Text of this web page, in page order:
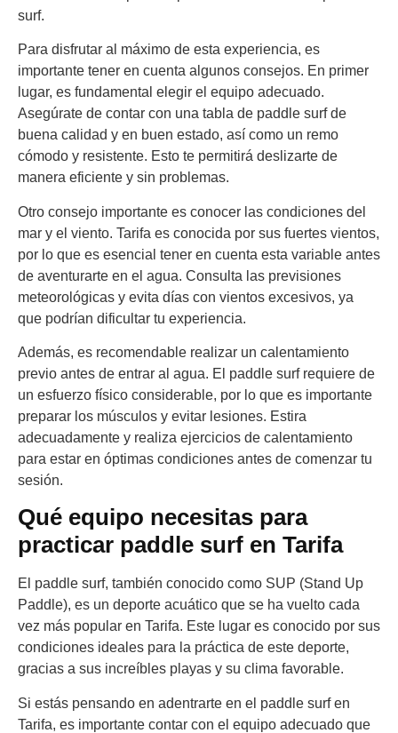
surf.
Para disfrutar al máximo de esta experiencia, es
importante tener en cuenta algunos consejos. En primer
lugar, es fundamental elegir el equipo adecuado.
Asegúrate de contar con una tabla de paddle surf de
buena calidad y en buen estado, así como un remo
cómodo y resistente. Esto te permitirá deslizarte de
manera eficiente y sin problemas.
Otro consejo importante es conocer las condiciones del
mar y el viento. Tarifa es conocida por sus fuertes vientos,
por lo que es esencial tener en cuenta esta variable antes
de aventurarte en el agua. Consulta las previsiones
meteorológicas y evita días con vientos excesivos, ya
que podrían dificultar tu experiencia.
Además, es recomendable realizar un calentamiento
previo antes de entrar al agua. El paddle surf requiere de
un esfuerzo físico considerable, por lo que es importante
preparar los músculos y evitar lesiones. Estira
adecuadamente y realiza ejercicios de calentamiento
para estar en óptimas condiciones antes de comenzar tu
sesión.
Qué equipo necesitas para
practicar paddle surf en Tarifa
El paddle surf, también conocido como SUP (Stand Up
Paddle), es un deporte acuático que se ha vuelto cada
vez más popular en Tarifa. Este lugar es conocido por sus
condiciones ideales para la práctica de este deporte,
gracias a sus increíbles playas y su clima favorable.
Si estás pensando en adentrarte en el paddle surf en
Tarifa, es importante contar con el equipo adecuado que